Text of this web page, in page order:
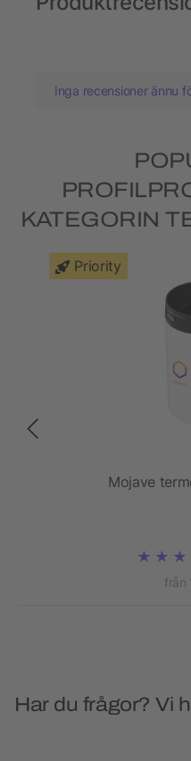
Inga recensioner ännu
KATEGORIN
Priority
Mojave
från
Har du frågor? Vi